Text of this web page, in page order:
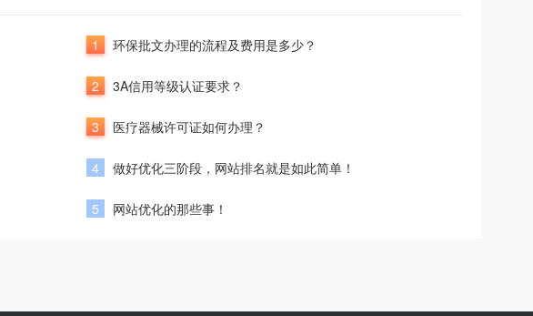
1 环保批文办理的流程及费用是多少？
2 3A信用等级认证要求？
3 医疗器械许可证如何办理？
4 做好优化三阶段，网站排名就是如此简单！
5 网站优化的那些事！